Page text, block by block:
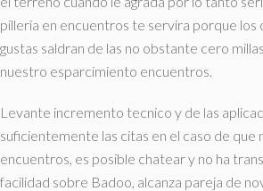
pilleria en encuentros te servira porque los
gustas saldran de las no obstante cero
nuestro esparcimiento encuentros.
Levante incremento tecnico y de las
suficientemente las citas en el caso de que
encuentros, es posible chatear y no ha
facilidad sobre Badoo, alcanza pareja de